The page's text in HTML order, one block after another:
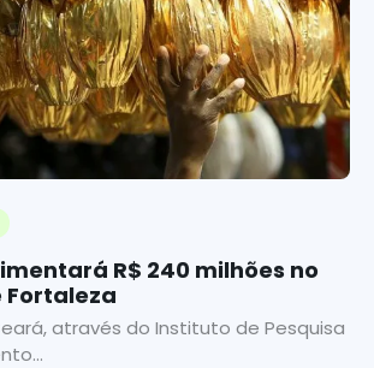
R$ 240 milhões no
Fortaleza
através do Instituto de Pesquisa